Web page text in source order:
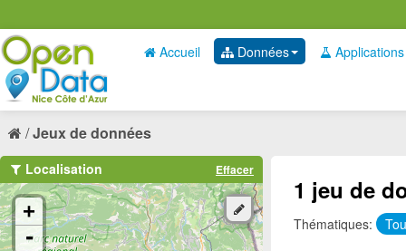
Accueil Données Applications
Jeux de données
1 jeu de
Thématiques:
Localisation Effacer
+
-